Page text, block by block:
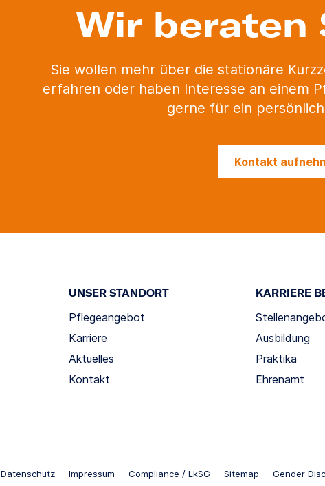
Wir beraten
Sie wollen mehr über die stationäre
erfahren oder haben Interesse an einem
gerne für ein
Kontakt
UNSER STANDORT
Pflegeangebot
Karriere
Aktuelles
Kontakt
KARRIERE
Ausbildung
Praktika
Ehrenamt
Datenschutz Impressum Compliance / LkSG Sitemap Gender